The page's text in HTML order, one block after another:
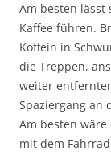
Am besten lässt
Kaffee führen.
Koffein in
die Treppen,
weiter
Spaziergang an
Am besten
mit dem